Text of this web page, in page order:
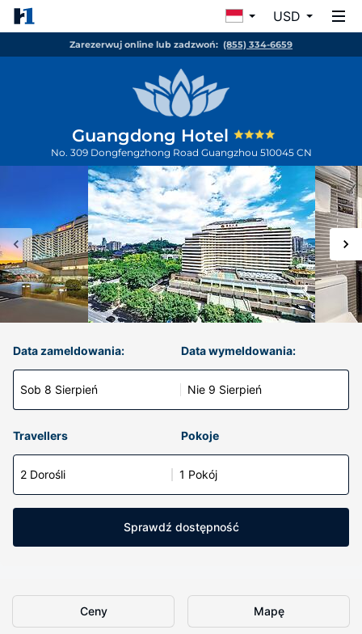
USD
Zarezerwuj online lub zadzwoń: (855) 334-6659
Guangdong Hotel
No. 309 Dongfengzhong Road Guangzhou 510045 CN
Data zameldowania:
Sob 8 Sierpień
Data wymeldowania:
Nie 9 Sierpień
Travellers Pokoje
2 Dorośli 1 Pokój
Sprawdź dostępność
Ceny Mapę